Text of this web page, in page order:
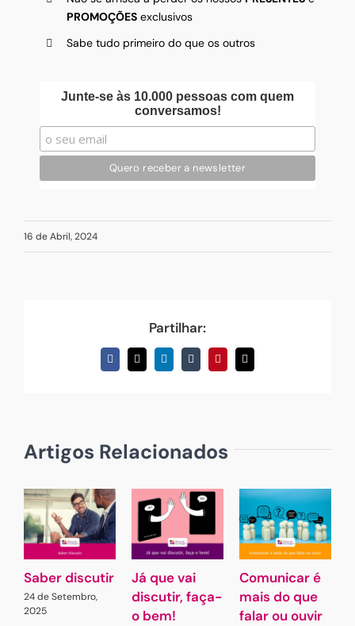
PROMOÇÕESexclusivos
Sabe tudo primeiro do que os outros
Junte-se às 10.000 pessoas com quem
conversamos!
16 de Abril, 2024
Partilhar:
Facebook
X LinkedInTumblrPinterestEmail
(necessário
Artigos Relacionados
Saber discutir
24 de Setembro,
2025
Já que vai
discutir, faça-
o bem!
Comunicar é
mais do que
falar ou ouvir